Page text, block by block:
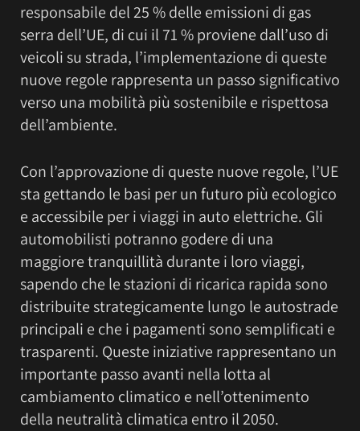
responsabile del 25 % delle emissioni di gas
serra dell’UE, di cui il 71 % proviene dall’uso di
veicoli su strada, l’implementazione di queste
nuove regole rappresenta un passo significativo
verso una mobilità più sostenibile e rispettosa
dell’ambiente.
Con l’approvazione di queste nuove regole, l’UE
sta gettando le basi per un futuro più ecologico
e accessibile per i viaggi in auto elettriche. Gli
automobilisti potranno godere di una
maggiore tranquillità durante i loro viaggi,
sapendo che le stazioni di ricarica rapida sono
distribuite strategicamente lungo le autostrade
principali e che i pagamenti sono semplificati e
trasparenti. Queste iniziative rappresentano un
importante passo avanti nella lotta al
cambiamento climatico e nell’ottenimento
della neutralità climatica entro il 2050.